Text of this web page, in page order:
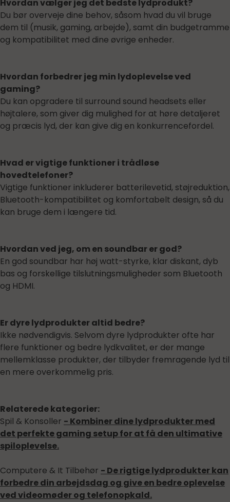
Hvordan vælger jeg det bedste lydprodukt?
Du bør overveje dine behov, såsom hvad du vil bruge
dem til (musik, gaming, arbejde), samt din budgetramme
og kompatibilitet med dine øvrige enheder.
Hvordan forbedrer jeg min lydoplevelse ved
gaming?
Du kan opgradere til surround sound headsets eller
højtalere, som giver dig mulighed for at høre detaljeret
og præcis lyd, der kan give dig en konkurrencefordel.
Hvad er vigtige funktioner i trådløse
hovedtelefoner?
Vigtige funktioner inkluderer batterilevetid, støjreduktion,
Bluetooth-kompatibilitet og komfortabelt design, så du
kan bruge dem i længere tid.
Hvordan ved jeg, om en soundbar er god?
En god soundbar har høj watt-styrke, klar diskant, dyb
bas og forskellige tilslutningsmuligheder som Bluetooth
og HDMI.
Er dyre lydprodukter altid bedre?
Ikke nødvendigvis. Selvom dyre lydprodukter ofte har
flere funktioner og bedre lydkvalitet, er der mange
mellemklasse produkter, der tilbyder fremragende lyd til
en mere overkommelig pris.
Relaterede kategorier:
Spil & Konsoller - Kombiner dine lydprodukter med
det perfekte gaming setup for at få den ultimative
spiloplevelse.
Computere & It Tilbehør - De rigtige lydprodukter kan
forbedre din arbejdsdag og give en bedre oplevelse
ved videomøder og telefonopkald.